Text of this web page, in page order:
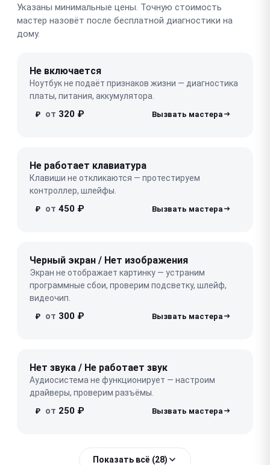
Указаны минимальные цены. Точную стоимость
мастер назовёт после бесплатной диагностики на
дому.
Не включается
Ноутбук не подаёт признаков жизни — диагностика
платы, питания, аккумулятора.
₽ от 320 ₽
Не работает клавиатура
Клавиши не откликаются — протестируем
контроллер, шлейфы.
₽ от 450 ₽
Черный экран / Нет изображения
Экран не отображает картинку — устраним
программные сбои, проверим подсветку, шлейф,
видеочип.
₽ от 300 ₽
Нет звука / Не работает звук
Аудиосистема не функционирует — настроим
драйверы, проверим разъёмы.
₽ от 250 ₽
Показать всё (28)